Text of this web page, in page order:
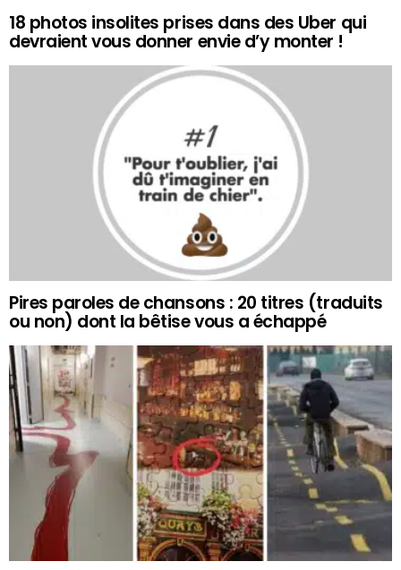
18 photos insolites prises dans des Uber qui
devraient vous donner envie d’y monter !
Pires paroles de chansons : 20 titres (traduits
ou non) dont la bêtise vous a échappé